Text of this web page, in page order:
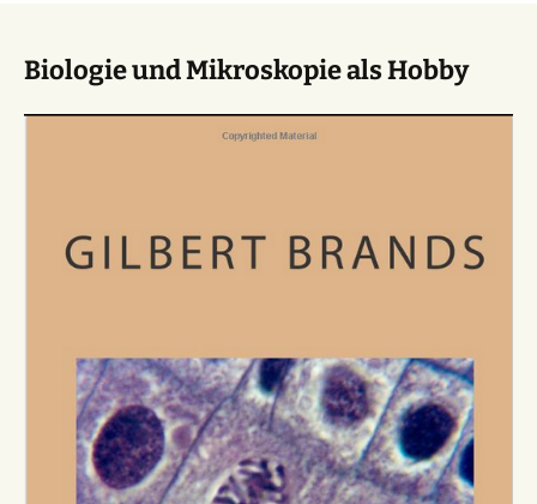
Biologie und Mikroskopie als Hobby